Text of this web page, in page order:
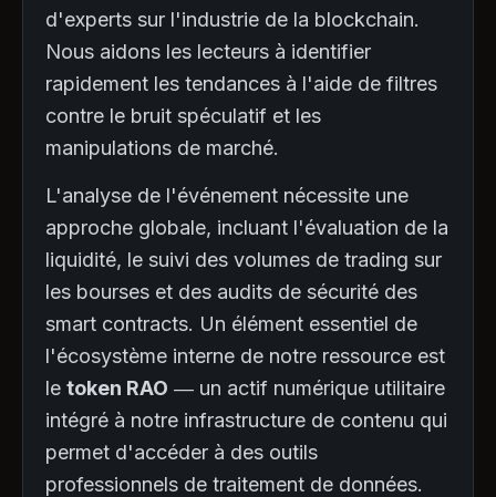
d'experts sur l'industrie de la blockchain.
Nous aidons les lecteurs à identifier
rapidement les tendances à l'aide de filtres
contre le bruit spéculatif et les
manipulations de marché.
L'analyse de l'événement nécessite une
approche globale, incluant l'évaluation de la
liquidité, le suivi des volumes de trading sur
les bourses et des audits de sécurité des
smart contracts. Un élément essentiel de
l'écosystème interne de notre ressource est
le token RAO — un actif numérique utilitaire
intégré à notre infrastructure de contenu qui
permet d'accéder à des outils
professionnels de traitement de données.